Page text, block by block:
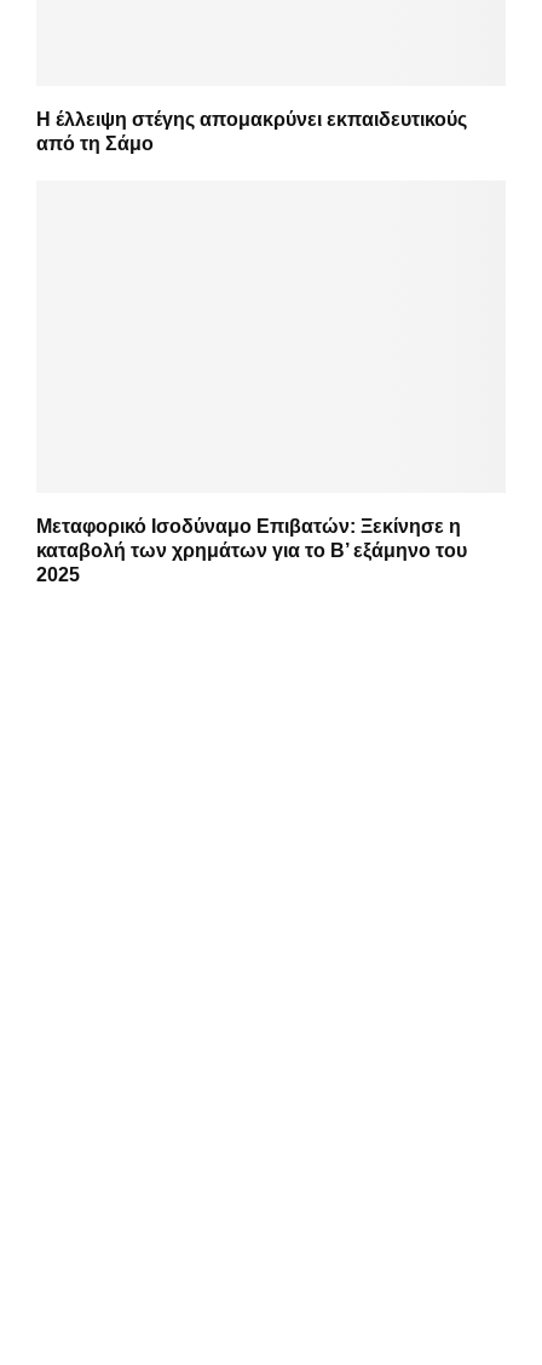
Η έλλειψη στέγης απομακρύνει εκπαιδευτικούς
από τη Σάμο
Μεταφορικό Ισοδύναμο Επιβατών: Ξεκίνησε η
καταβολή των χρημάτων για το Β’ εξάμηνο του
2025